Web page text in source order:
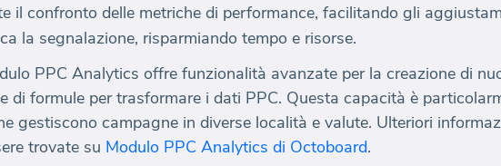
il confronto delle metriche di performance, facilitando gli
la segnalazione, risparmiando tempo e risorse.
PPC Analytics offre funzionalità avanzate per la creazione di
di formule per trasformare i dati PPC. Questa capacità è
gestiscono campagne in diverse località e valute. Ulteriori
trovate su Modulo PPC Analytics di Octoboard.